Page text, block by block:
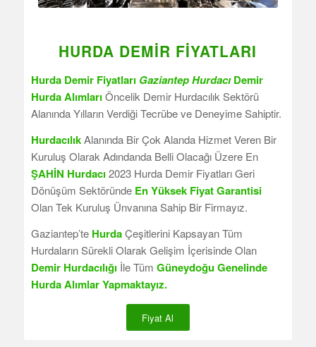
HURDA DEMIR FIYATLARI
Hurda Demir Fiyatları Gaziantep Hurdacı Demir
Hurda Alımları Öncelik Demir Hurdacılık Sektörü
Alanında Yılların Verdiği Tecrübe ve Deneyime Sahiptir.
HurdacılıkAlanında Bir Çok Alanda Hizmet Veren Bir
Kuruluş Olarak Adındanda Belli Olacağı Üzere En
ŞAHİN Hurdacı 2023 Hurda Demir Fiyatları Geri
Dönüşüm Sektöründe En Yüksek Fiyat Garantisi
Olan Tek Kuruluş Ünvanına Sahip Bir Firmayız.
Gaziantep’te HurdaÇeşitlerini Kapsayan Tüm
Hurdaların Sürekli Olarak Gelişim İçerisinde Olan
Demir Hurdacılığı İle Tüm Güneydoğu Genelinde
Hurda Alımlar Yapmaktayız.
Fiyat Al